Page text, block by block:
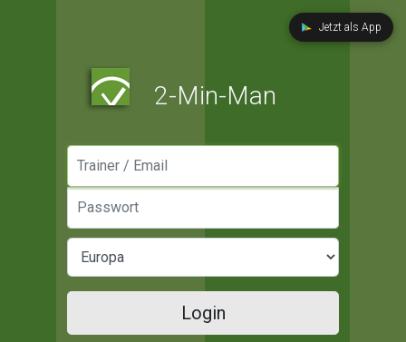
Jetzt als App
2-Min-Man
Login